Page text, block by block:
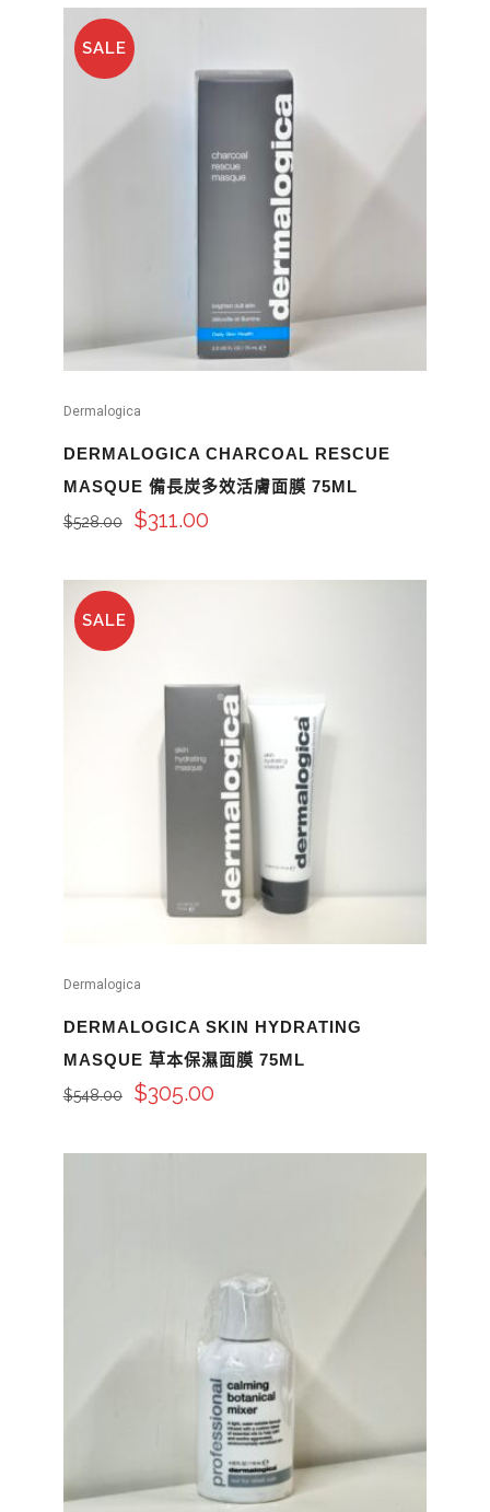
SALE
Dermalogica
DERMALOGICA CHARCOAL RESCUE
MASQUE 備長炭多效活膚面膜 75ML
$528.00 $311.00
SALE
Dermalogica
DERMALOGICA SKIN HYDRATING
MASQUE 草本保濕面膜 75ML
$548.00 $305.00